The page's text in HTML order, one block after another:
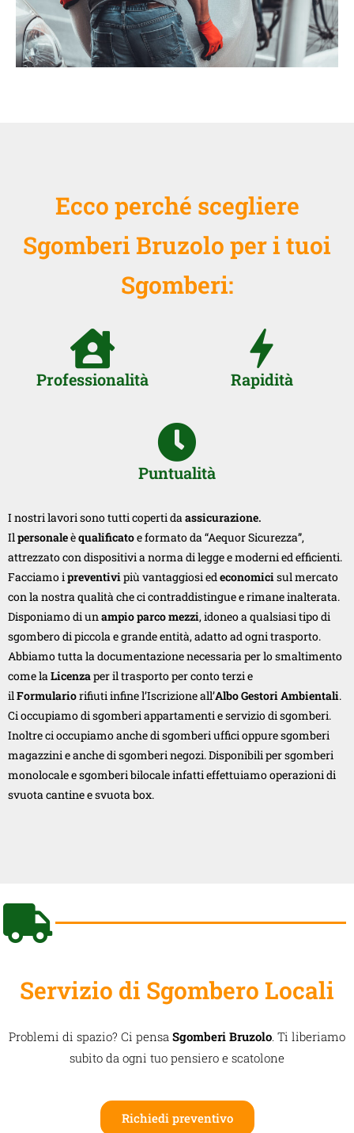
Ecco perché scegliere
Sgomberi Bruzolo per i tuoi
Sgomberi:
Professionalità Rapidità
Puntualità
I nostri lavori sono tutti coperti daassicurazione.
Ilpersonaleèqualificatoe formato da “Aequor Sicurezza”,
attrezzato con dispositivi a norma di legge e moderni ed efficienti.
Facciamo ipreventivipiù vantaggiosi edeconomicisul mercato
con la nostra qualità che ci contraddistingue e rimane inalterata.
Disponiamo di unampio parco mezzi, idoneo a qualsiasi tipo di
sgombero di piccola e grande entità, adatto ad ogni trasporto.
Abbiamo tutta la documentazione necessaria per lo smaltimento
come laLicenzaper il trasporto per conto terzi e
ilFormulariorifiuti infine l’Iscrizione all’Albo Gestori Ambientali.
Ci occupiamo di sgomberi appartamenti e servizio di sgomberi.
Inoltre ci occupiamo anche di sgomberi uffici oppure sgomberi
magazzini e anche di sgomberi negozi. Disponibili per sgomberi
monolocale e sgomberi bilocale infatti effettuiamo operazioni di
svuota cantine e svuota box.
Servizio di Sgombero Locali
Problemi di spazio? Ci pensa Sgomberi Bruzolo. Ti liberiamo
subito da ogni tuo pensiero e scatolone
Richiedi preventivo